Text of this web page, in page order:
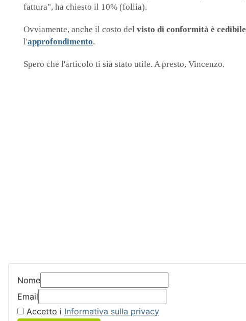
fattura", ha chiesto il 10% (follia).
Ovviamente, anche il costo del visto di conformità è cedibile
l'approfondimento.
Spero che l'articolo ti sia stato utile. A presto, Vincenzo.
Nome
Email
Accetto i Informativa sulla privacy